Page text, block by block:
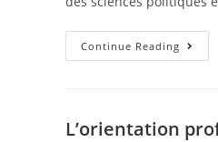
Continue Reading
L’orientation